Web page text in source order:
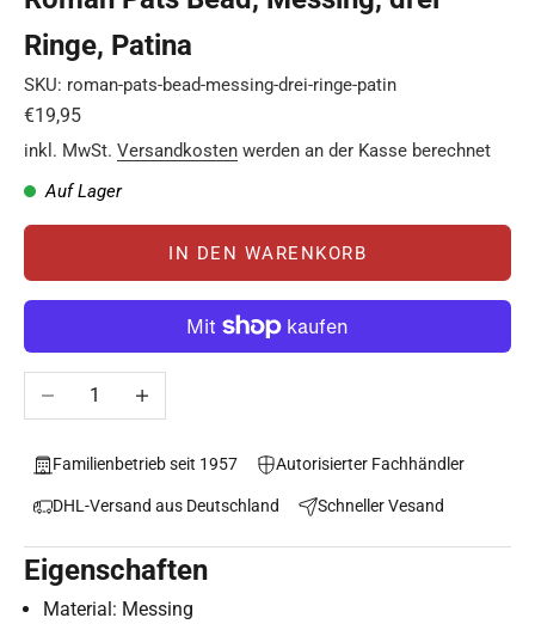
Ringe, Patina
SKU: roman-pats-bead-messing-drei-ringe-patin
Angebot
€19,95
inkl. MwSt. Versandkosten werden an der Kasse berechnet
Auf Lager
IN DEN WARENKORB
Anzahl verringernAnzahl erhöhen
Familienbetrieb seit 1957 Autorisierter Fachhändler
DHL-Versand aus Deutschland Schneller Vesand
Eigenschaften
Material: Messing